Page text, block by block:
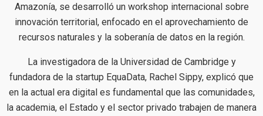
Amazonía, se desarrolló un workshop internacional sobre
innovación territorial, enfocado en el aprovechamiento de
recursos naturales y la soberanía de datos en la región.
La investigadora de la Universidad de Cambridge y
fundadora de la startup EquaData, Rachel Sippy, explicó que
en la actual era digital es fundamental que las comunidades,
la academia, el Estado y el sector privado trabajen de manera